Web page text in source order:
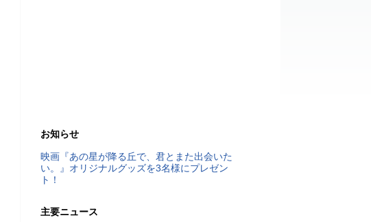
お知らせ
映画『あの星が降る丘で、君とまた出会いた
い。』オリジナルグッズを3名様にプレゼン
ト！
主要ニュース